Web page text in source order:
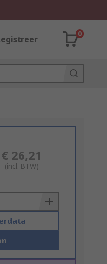
0
€ 26,21
(incl. BTW)